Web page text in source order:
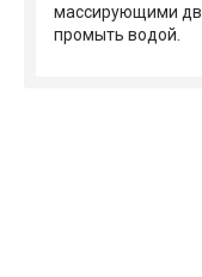
массирующими
промыть водой.